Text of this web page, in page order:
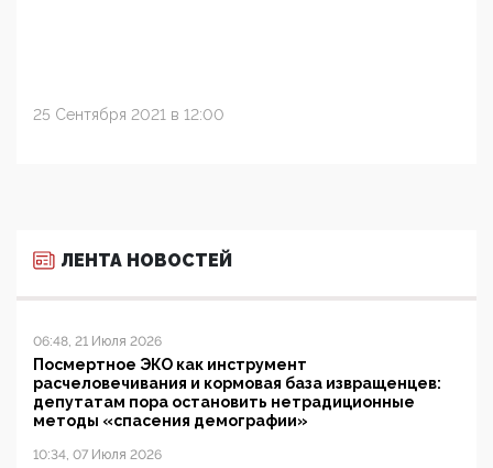
25 Сентября 2021 в 12:00
ЛЕНТА НОВОСТЕЙ
06:48, 21 Июля 2026
Посмертное ЭКО как инструмент
расчеловечивания и кормовая база извращенцев:
депутатам пора остановить нетрадиционные
методы «спасения демографии»
10:34, 07 Июля 2026